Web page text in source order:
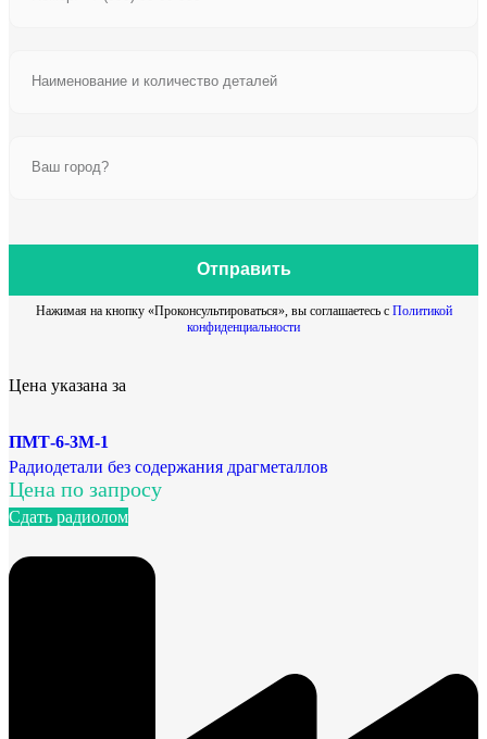
Отправить
Нажимая на кнопку «Проконсультироваться», вы соглашаетесь с Политикой
конфиденциальности
Цена указана за
ПМТ-6-3М-1
Радиодетали без содержания драгметаллов
Цена по запросу
Сдать радиолом